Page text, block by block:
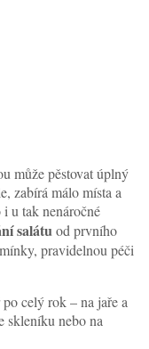
může pěstovat úplný
zabírá málo místa a
u tak nenáročné
salátuod prvního
pravidelnou péči
celý rok – na jaře a
skleníku nebo na